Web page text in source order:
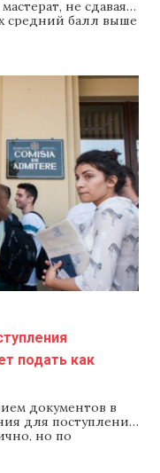
не сдавая
средний балл выше
одобрило
цикла
и
общие
подать как
документов в
для поступления
но по
29 июня сообщили
и